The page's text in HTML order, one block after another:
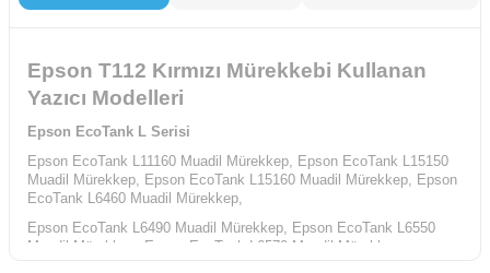
Epson T112 Kırmızı Mürekkebi Kullanan
Yazıcı Modelleri
Epson EcoTank L Serisi
Epson EcoTank L11160 Muadil Mürekkep, Epson EcoTank L15150
Muadil Mürekkep, Epson EcoTank L15160 Muadil Mürekkep, Epson
EcoTank L6460 Muadil Mürekkep,
Epson EcoTank L6490 Muadil Mürekkep, Epson EcoTank L6550
Muadil Mürekkep,
Epson EcoTank L6570 Muadil Mürekkep,